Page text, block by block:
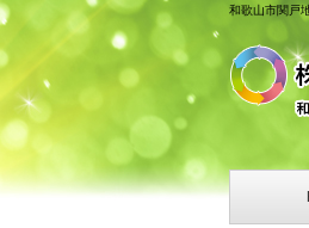
和歌山市関戸